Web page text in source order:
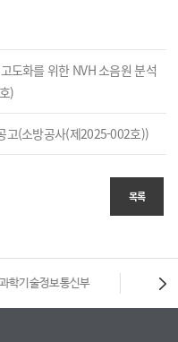
도화를 위한 NVH 소음원 분석
)
고(소방공사(제2025-002호))
목록
중소벤처기업부